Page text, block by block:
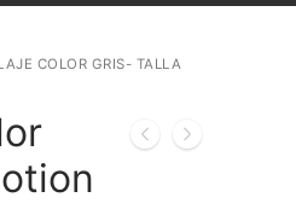
COLOR GRIS- TALLA